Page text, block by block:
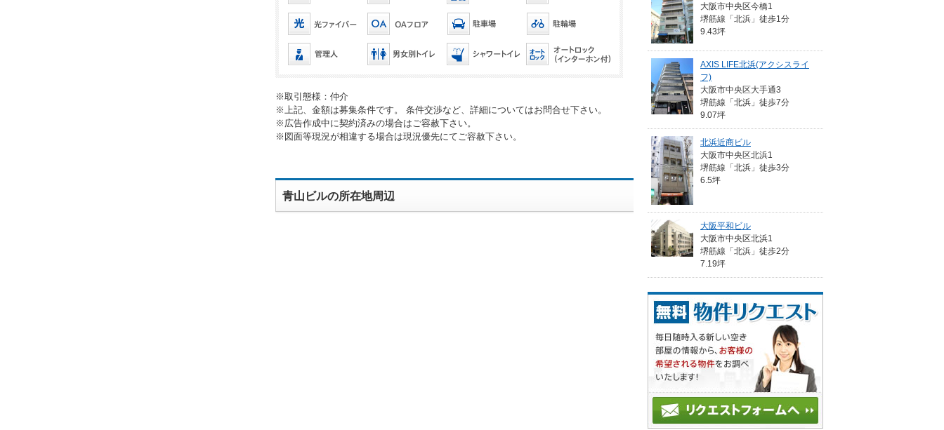
※取引態様：仲介
※上記、金額は募集条件です。 条件交渉など、詳細についてはお問合せ下さい。
※広告作成中に契約済みの場合はご容赦下さい。
※図面等現況が相違する場合は現況優先にてご容赦下さい。
青山ビルの所在地周辺
大阪市中央区今橋1
堺筋線「北浜」徒歩1分
9.43坪
AXIS LIFE北浜(アクシスライ
フ)
大阪市中央区大手通3
堺筋線「北浜」徒歩7分
9.07坪
北浜近商ビル
大阪市中央区北浜1
堺筋線「北浜」徒歩3分
6.5坪
大阪平和ビル
大阪市中央区北浜1
堺筋線「北浜」徒歩2分
7.19坪